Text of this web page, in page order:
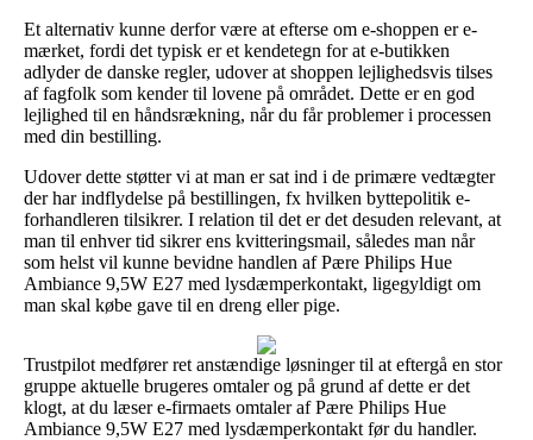
Et alternativ kunne derfor være at efterse om e-shoppen er e-
mærket, fordi det typisk er et kendetegn for at e-butikken
adlyder de danske regler, udover at shoppen lejlighedsvis tilses
af fagfolk som kender til lovene på området. Dette er en god
lejlighed til en håndsrækning, når du får problemer i processen
med din bestilling.
Udover dette støtter vi at man er sat ind i de primære vedtægter
der har indflydelse på bestillingen, fx hvilken byttepolitik e-
forhandleren tilsikrer. I relation til det er det desuden relevant, at
man til enhver tid sikrer ens kvitteringsmail, således man når
som helst vil kunne bevidne handlen af Pære Philips Hue
Ambiance 9,5W E27 med lysdæmperkontakt, ligegyldigt om
man skal købe gave til en dreng eller pige.
Trustpilot medfører ret anstændige løsninger til at eftergå en stor
gruppe aktuelle brugeres omtaler og på grund af dette er det
klogt, at du læser e-firmaets omtaler af Pære Philips Hue
Ambiance 9,5W E27 med lysdæmperkontakt før du handler.